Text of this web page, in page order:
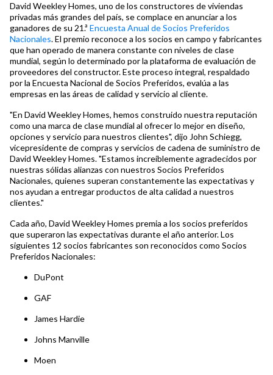
David Weekley Homes, uno de los constructores de viviendas
privadas más grandes del país, se complace en anunciar a los
ganadores de su 21.ª Encuesta Anual de Socios Preferidos
Nacionales. El premio reconoce a los socios en campo y fabricantes
que han operado de manera constante con niveles de clase
mundial, según lo determinado por la plataforma de evaluación de
proveedores del constructor. Este proceso integral, respaldado
por la Encuesta Nacional de Socios Preferidos, evalúa a las
empresas en las áreas de calidad y servicio al cliente.
"En David Weekley Homes, hemos construido nuestra reputación
como una marca de clase mundial al ofrecer lo mejor en diseño,
opciones y servicio para nuestros clientes", dijo John Schiegg,
vicepresidente de compras y servicios de cadena de suministro de
David Weekley Homes. "Estamos increíblemente agradecidos por
nuestras sólidas alianzas con nuestros Socios Preferidos
Nacionales, quienes superan constantemente las expectativas y
nos ayudan a entregar productos de alta calidad a nuestros
clientes."
Cada año, David Weekley Homes premia a los socios preferidos
que superaron las expectativas durante el año anterior. Los
siguientes 12 socios fabricantes son reconocidos como Socios
Preferidos Nacionales:
DuPont
GAF
James Hardie
Johns Manville
Moen